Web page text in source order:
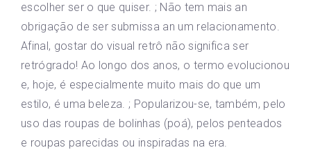
escolher ser o que quiser. ; Não tem mais an
obrigação de ser submissa an um relacionamento.
Afinal, gostar do visual retrô não significa ser
retrógrado! Ao longo dos anos, o termo evolucionou
e, hoje, é especialmente muito mais do que um
estilo, é uma beleza. ; Popularizou-se, também, pelo
uso das roupas de bolinhas (poá), pelos penteados
e roupas parecidas ou inspiradas na era.